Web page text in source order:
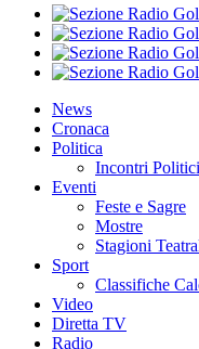
News
Cronaca
Politica
Incontri Politici
Eventi
Feste e Sagre
Mostre
Stagioni
Sport
Classifiche
Video
Diretta TV
Radio